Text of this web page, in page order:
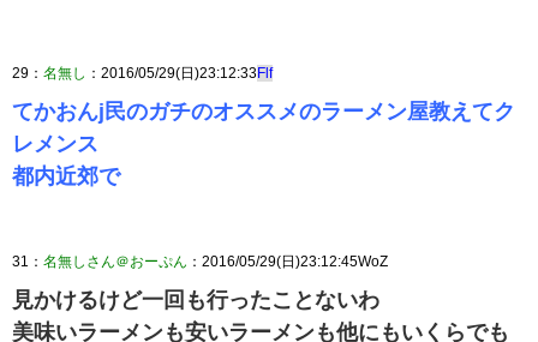
29： 名無し ：2016/05/29(日)23:12:33Flf
てかおんj民のガチのオススメのラーメン屋教えてク
レメンス
都内近郊で
31： 名無しさん＠おーぷん ：2016/05/29(日)23:12:45WoZ
見かけるけど一回も行ったことないわ
美味いラーメンも安いラーメンも他にもいくらでも